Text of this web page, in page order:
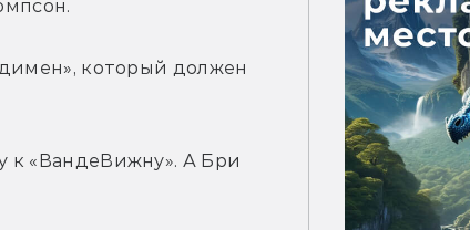
который должен
«ВандеВижну». А Бри